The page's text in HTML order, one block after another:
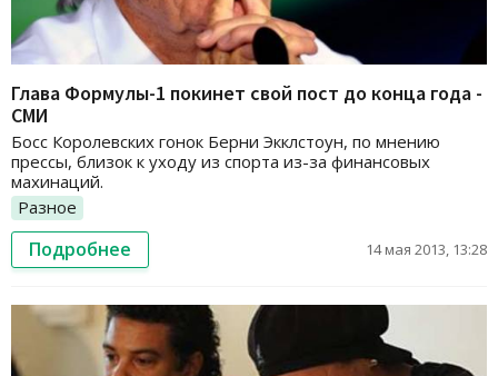
Глава Формулы-1 покинет свой пост до конца года -
СМИ
Босс Королевских гонок Берни Экклстоун, по мнению
прессы, близок к уходу из спорта из-за финансовых
махинаций.
Разное
Подробнее 14 мая 2013, 13:28